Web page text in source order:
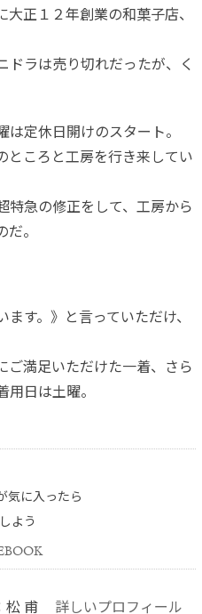
大正１２年創業の和菓子店、
ドラは売り切れだったが、く
は定休日開けのスタート。
ところと工房を行き来してい
特急の修正をして、工房から
だ。
ます。》と言っていただけ、
ご満足いただけた一着、さら
用日は土曜。
気に入ったら
よう
松 甫
詳しいプロフィール